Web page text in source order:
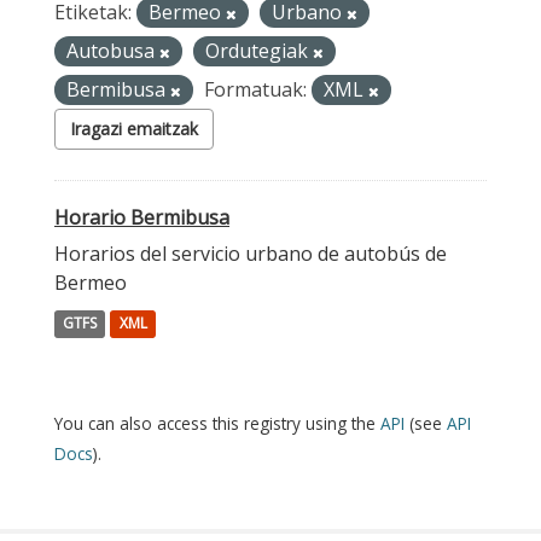
Etiketak: Bermeo
Urbano
Autobusa
Ordutegiak
Bermibusa
Formatuak: XML
Iragazi emaitzak
Horario Bermibusa
Horarios del servicio urbano de autobús de
Bermeo
GTFS XML
You can also access this registry using the API (see API
Docs).